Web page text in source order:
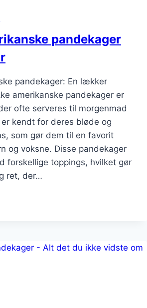
pandekager
pandekager: En lækker
amerikanske pandekager er
ofte serveres til morgenmad
kendt for deres bløde og
som gør dem til en favorit
og voksne. Disse pandekager
forskellige toppings, hvilket gør
ret, der…